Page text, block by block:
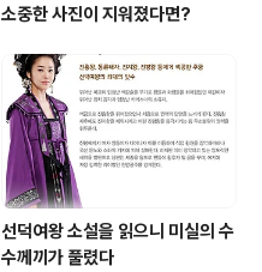
소중한 사진이 지워졌다면?
선덕여왕 소설을 읽으니 미실의 수
수께끼가 풀렸다